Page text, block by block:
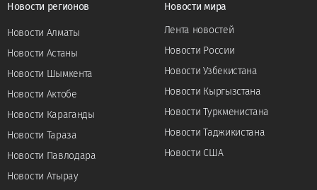
Новости регионов
Новости Алматы
Новости Астаны
Новости Шымкента
Новости Актобе
Новости Караганды
Новости Тараза
Новости Павлодара
Новости Атырау
Новости мира
Лента новостей
Новости России
Новости Узбекистана
Новости Кыргызстана
Новости Туркменистана
Новости Таджикистана
Новости США